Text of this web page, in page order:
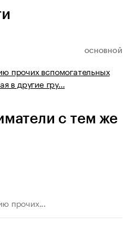
ОСНОВНОЙ
прочих вспомогательных
в другие гру…
с тем же
прочих...